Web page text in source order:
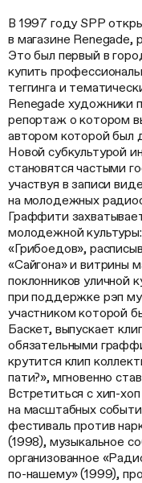
В 1997 году SPP
в магазине Renegade,
Это был первый в
купить
теггинга и
Renegade
репортаж о котором
автором которой
Новой субкультурой
становятся частыми
участвуя в записи
на молодежных
Граффити
молодежной
«Грибоедов»,
«Сайгона» и витрины
поклонников уличной
при поддержке рэп
участником которой
Баскет, выпускает
обязательными
крутится клип
пати?», мгновенно
Встретиться с хип-
на масштабных
фестиваль против
(1998), музыкальное
организованное
по-нашему» (1999),